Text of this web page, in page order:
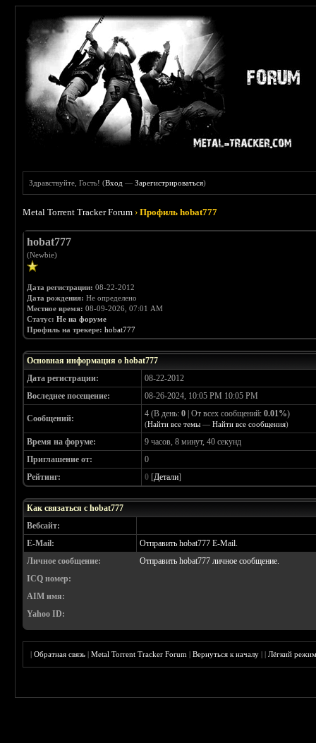
Здравствуйте, Гость! (Вход —Зарегистрироваться)
Metal Torrent Tracker Forum ›Профиль hobat777
hobat777
(Newbie)
Дата регистрации: 08-22-2012
Дата рождения: Не определено
Местное время: 08-09-2026, 07:01 AM
Статус: Не на форуме
Профиль на трекере: hobat777
Основная информация о hobat777
Дата регистрации:
08-22-2012
Воследнее посещение:
08-26-2024, 10:05 PM 10:05 PM
Сообщений: 4 (В день:0 | От всех сообщений:0.01%)
(Найти все темы —Найти все сообщения)
Время на форуме:
9 часов, 8 минут, 40 секунд
Приглашение от:
0
Рейтинг:
0 [Детали]
Как связаться с hobat777
Вебсайт:
E-Mail:
Отправить hobat777 E-Mail.
Личное сообщение:
Отправить hobat777 личное сообщение.
ICQ номер:
AIM имя:
Yahoo ID:
|Обратная связь |Metal Torrent Tracker Forum |Вернуться к началу ||Лёгкий